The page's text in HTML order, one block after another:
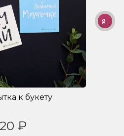
к букету
20 ₽